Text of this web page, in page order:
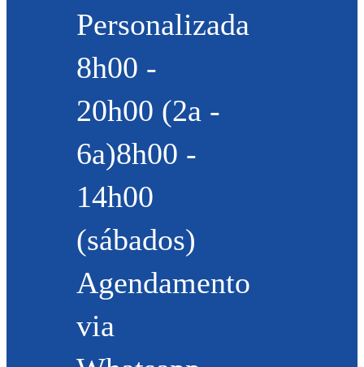
Personalizada
8h00 -
20h00 (2a -
6a)8h00 -
14h00
(sábados)
Agendamento
via